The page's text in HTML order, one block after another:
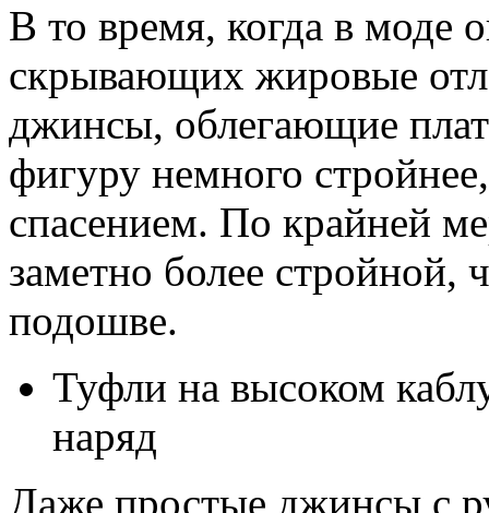
В то время, когда в моде
скрывающих жировые
джинсы, облегающие
фигуру немного
спасением. По крайней
заметно более стройной,
подошве.
Туфли на высоком
наряд
Даже простые джинсы с